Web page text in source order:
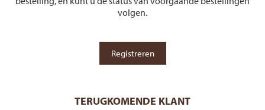
volgen.
TERUGKOMENDE KLANT